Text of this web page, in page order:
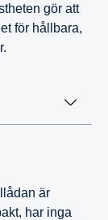
gör att
för hållbara,
är
har inga